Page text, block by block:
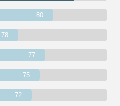
80
78
77
75
72